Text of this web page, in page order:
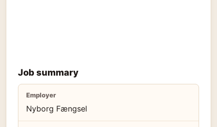
Job summary
Employer
Nyborg Fængsel